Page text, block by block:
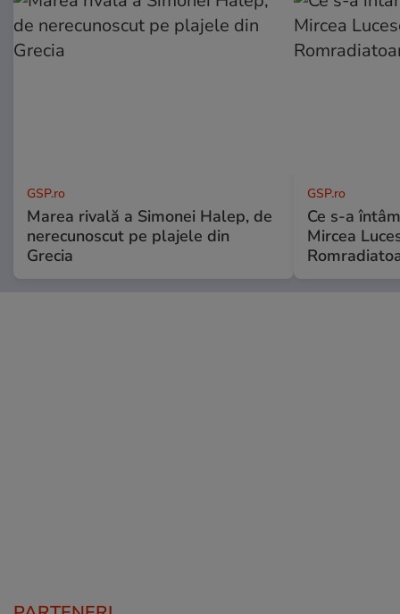
GSP.ro
Marea rivală a Simonei Halep, de
nerecunoscut pe plajele din
Grecia
GSP.ro
Ce s-a
Mircea